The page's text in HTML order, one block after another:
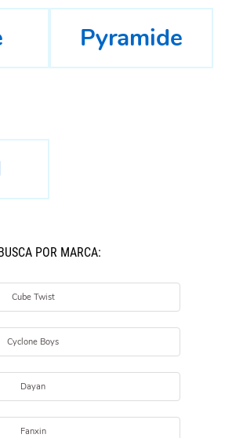
Pyramide
POR MARCA:
Cube Twist
Cyclone Boys
Dayan
Fanxin